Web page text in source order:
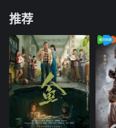
推荐